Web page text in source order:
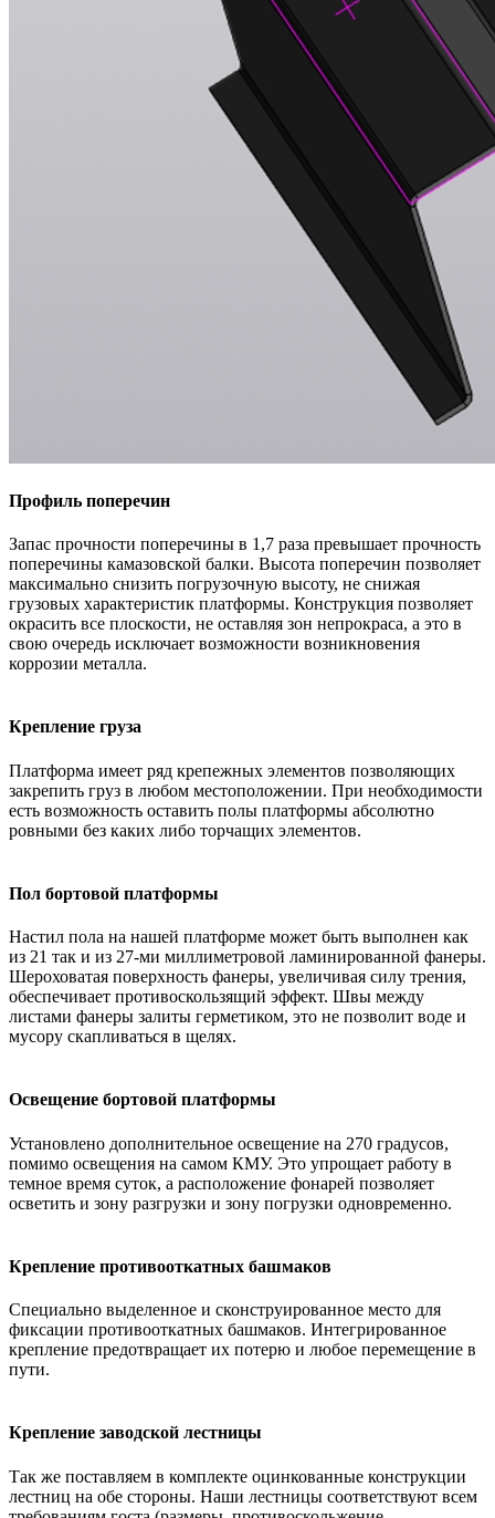
Профиль поперечин
Запас прочности поперечины в 1,7 раза превышает прочность
поперечины камазовской балки. Высота поперечин позволяет
максимально снизить погрузочную высоту, не снижая
грузовых характеристик платформы. Конструкция позволяет
окрасить все плоскости, не оставляя зон непрокраса, а это в
свою очередь исключает возможности возникновения
коррозии металла.
Крепление груза
Платформа имеет ряд крепежных элементов позволяющих
закрепить груз в любом местоположении. При необходимости
есть возможность оставить полы платформы абсолютно
ровными без каких либо торчащих элементов.
Пол бортовой платформы
Настил пола на нашей платформе может быть выполнен как
из 21 так и из 27-ми миллиметровой ламинированной фанеры.
Шероховатая поверхность фанеры, увеличивая силу трения,
обеспечивает противоскользящий эффект. Швы между
листами фанеры залиты герметиком, это не позволит воде и
мусору скапливаться в щелях.
Освещение бортовой платформы
Установлено дополнительное освещение на 270 градусов,
помимо освещения на самом КМУ. Это упрощает работу в
темное время суток, а расположение фонарей позволяет
осветить и зону разгрузки и зону погрузки одновременно.
Крепление противооткатных башмаков
Специально выделенное и сконструированное место для
фиксации противооткатных башмаков. Интегрированное
крепление предотвращает их потерю и любое перемещение в
пути.
Крепление заводской лестницы
Так же поставляем в комплекте оцинкованные конструкции
лестниц на обе стороны. Наши лестницы соответствуют всем